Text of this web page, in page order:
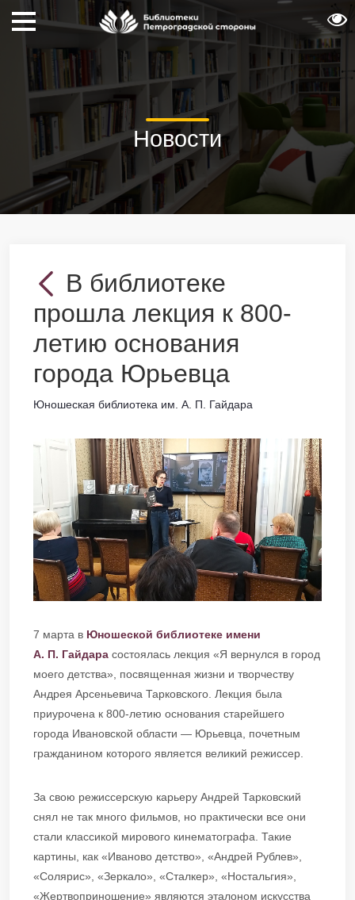
Новости
В библиотеке
прошла лекция к 800-
летию основания
города Юрьевца
Юношеская библиотека им. А. П. Гайдара
7 марта в Юношеской библиотеке имени
А. П. Гайдара состоялась лекция «Я вернулся в город
моего детства», посвященная жизни и творчеству
Андрея Арсеньевича Тарковского. Лекция была
приурочена к 800-летию основания старейшего
города Ивановской области — Юрьевца, почетным
гражданином которого является великий режиссер.
За свою режиссерскую карьеру Андрей Тарковский
снял не так много фильмов, но практически все они
стали классикой мирового кинематографа. Такие
картины, как «Иваново детство», «Андрей Рублев»,
«Солярис», «Зеркало», «Сталкер», «Ностальгия»,
«Жертвоприношение» являются эталоном искусства